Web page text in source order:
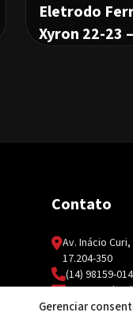
Gerenciar
Eletrodo
Xyron 22-23
Contato
Av. Inácio
17.204-350
(14) 98159-